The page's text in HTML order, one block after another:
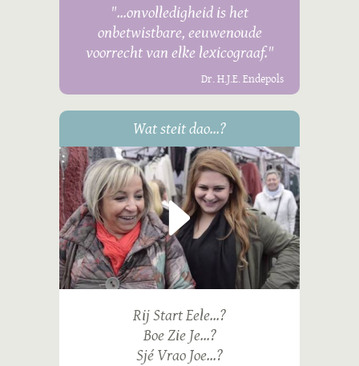
"...onvolledigheid is het
onbetwistbare, eeuwenoude
voorrecht van elke lexicograaf."
Dr. H.J.E. Endepols
Wat steit dao...?
Rij Start Eele...?
Boe Zie Je...?
Sjé Vrao Joe...?